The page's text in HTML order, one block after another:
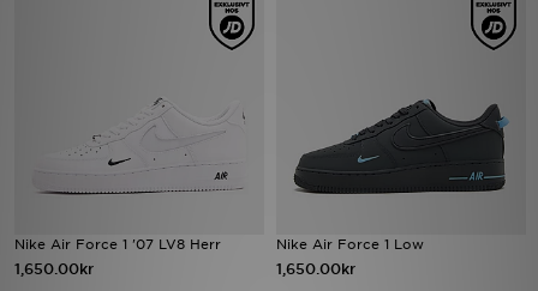
Nike Air Force 1 '07 LV8 Herr
1,650.00kr
Nike Air Force 1 Low
1,650.00kr